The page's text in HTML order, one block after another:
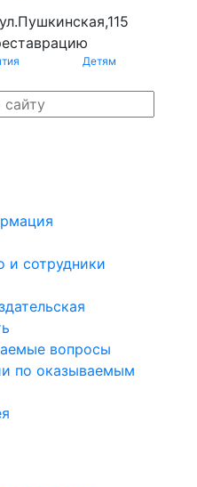
Детям
и сотрудники
вопросы
по оказываемым